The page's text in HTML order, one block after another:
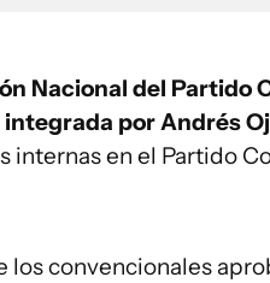
Nacional del Partido
por Andrés
internas en el Partido
los convencionales